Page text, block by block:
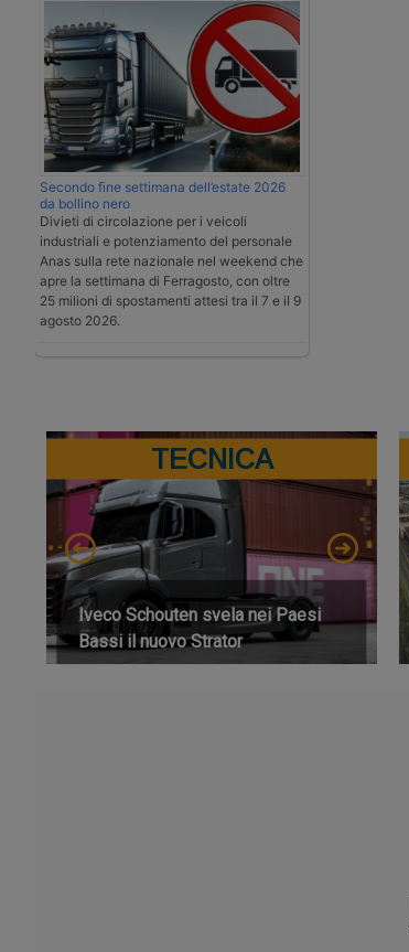
Secondo fine settimana dell’estate 2026
da bollino nero
Divieti di circolazione per i veicoli
industriali e potenziamento del personale
Anas sulla rete nazionale nel weekend che
apre la settimana di Ferragosto, con oltre
25 milioni di spostamenti attesi tra il 7 e il 9
agosto 2026.
TECNICA
Iveco Schouten svela nei Paesi
Bassi il nuovo Strator